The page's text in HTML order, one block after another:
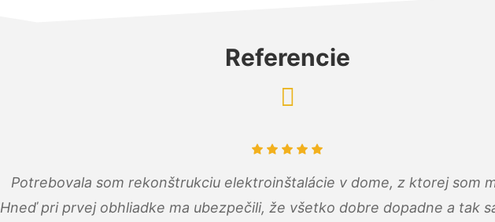
Referencie
Potrebovala som rekonštrukciu elektroinštalácie v dome, z ktorej som
Hneď pri prvej obhliadke ma ubezpečili, že všetko dobre dopadne a tak